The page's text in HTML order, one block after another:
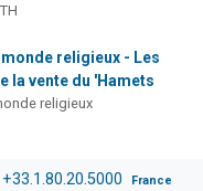
religieux - Les
la vente du 'Hamets
religieux
+33.1.80.20.5000 France